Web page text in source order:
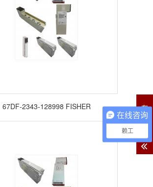
67DF-2343-128998 FISHER
在
线
客
在线咨询
赖工